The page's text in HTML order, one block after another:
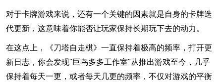
对于卡牌游戏来说，还有一个关键的因素就是自身的卡牌迭
代更新，这意味着你能否让玩家保持长期玩下去的动力。
在这点上，《刀塔自走棋》一直保持着极高的频率，打开更
新日志，你会发现"巨鸟多多工作室"从推出游戏至今，几乎
保持着每天一更，或者每天几更的频率，不仅对游戏的平衡